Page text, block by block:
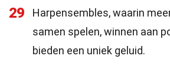
29
Harpensembles, waarin
samen spelen, winnen aan
bieden een uniek geluid.